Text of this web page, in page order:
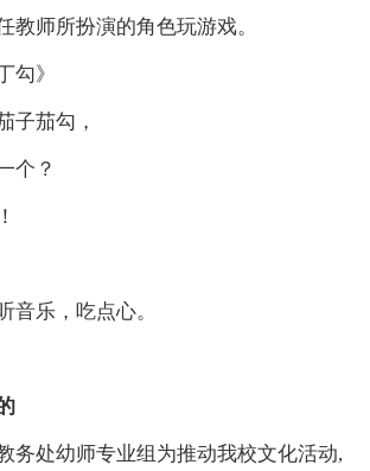
师所扮演的角色玩游戏。
》
茄勾，
个？
乐，吃点心。
处幼师专业组为推动我校文化活动,